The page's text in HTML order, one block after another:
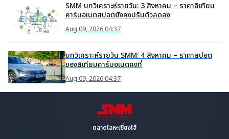
SMM บทวิเคราะห์รายวัน: 3 สิงหาคม – ราคาลิเทียม
คาร์บอเนตสปอตยังคงปรับตัวลดลง
Aug 09, 2026 04:37
บทวิเคราะห์รายวัน SMM: 4 สิงหาคม – ราคาสปอต
ของลิเทียมคาร์บอเนตคงที่
Aug 09, 2026 04:37
ตลาดโลหะเซี่ยงไฮ้